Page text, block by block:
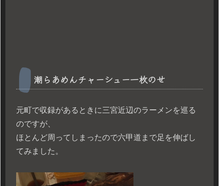
潮らあめんチャーシュー一枚のせ
元町で収録があるときに三宮近辺のラーメンを巡る
のですが、
ほとんど周ってしまったので六甲道まで足を伸ばし
てみました。